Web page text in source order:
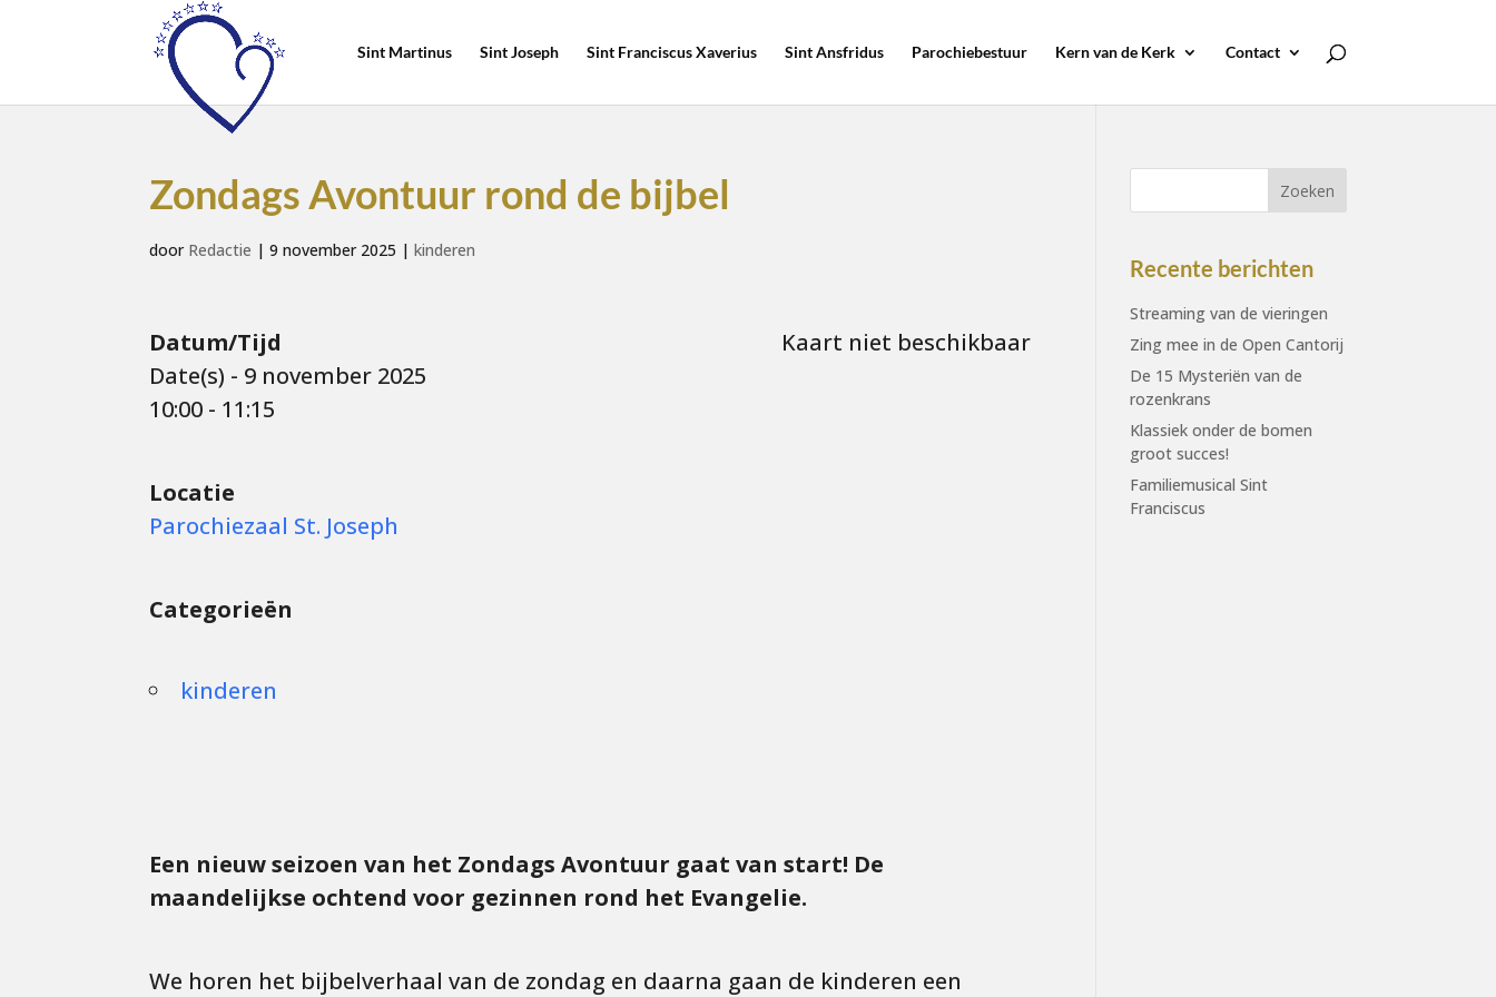
Sint Martinus Sint Joseph Sint Franciscus Xaverius Sint Ansfridus Parochiebestuur Kern van de Kerk Contact
Zondags Avontuur rond de bijbel
door Redactie |9 november 2025 |kinderen
Kaart niet beschikbaar
Datum/Tijd
Date(s) - 9 november 2025
10:00 - 11:15
Locatie
Parochiezaal St. Joseph
Categorieën
kinderen
Een nieuw seizoen van het Zondags Avontuur gaat van start! De
maandelijkse ochtend voor gezinnen rond het Evangelie.
We horen het bijbelverhaal van de zondag en daarna gaan de kinderen een
Recente berichten
Streaming van de vieringen
Zing mee in de Open Cantorij
De 15 Mysteriën van de
rozenkrans
Klassiek onder de bomen
groot succes!
Familiemusical Sint
Franciscus